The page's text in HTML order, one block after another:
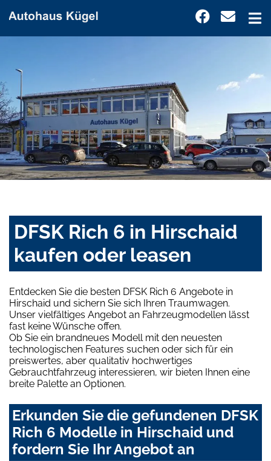
DFSK Rich 6 in Hirschaid
kaufen oder leasen
Entdecken Sie die besten DFSK Rich 6 Angebote in
Hirschaid und sichern Sie sich Ihren Traumwagen.
Unser vielfältiges Angebot an Fahrzeugmodellen lässt
fast keine Wünsche offen.
Ob Sie ein brandneues Modell mit den neuesten
technologischen Features suchen oder sich für ein
preiswertes, aber qualitativ hochwertiges
Gebrauchtfahrzeug interessieren, wir bieten Ihnen eine
breite Palette an Optionen.
Erkunden Sie die gefundenen DFSK
Rich 6 Modelle in Hirschaid und
fordern Sie Ihr Angebot an